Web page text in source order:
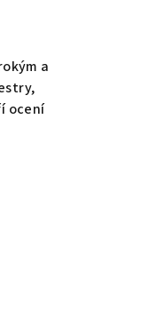
a
ocení